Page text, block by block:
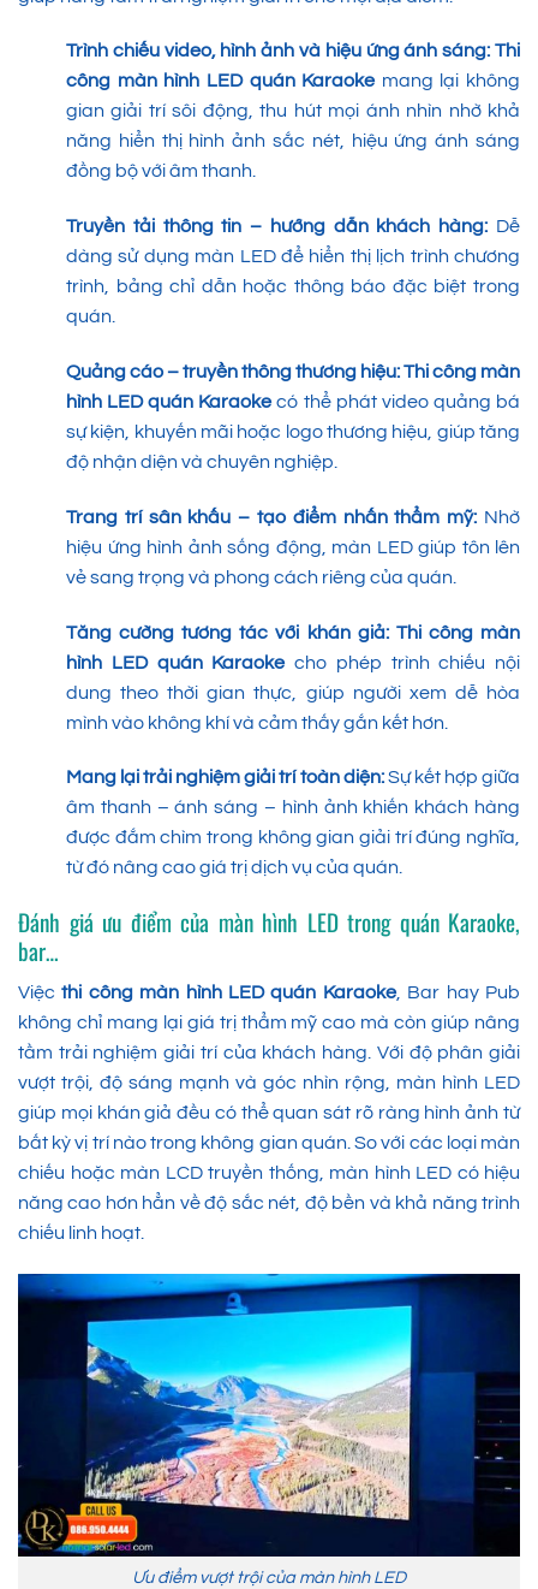
Trình chiếu video, hình ảnh và hiệu ứng ánh sáng: Thi
công màn hình LED quán Karaokemang lại không
gian giải trí sôi động, thu hút mọi ánh nhìn nhờ khả
năng hiển thị hình ảnh sắc nét, hiệu ứng ánh sáng
đồng bộ với âm thanh.
Truyền tải thông tin – hướng dẫn khách hàng: Dễ
dàng sử dụng màn LED để hiển thị lịch trình chương
trình, bảng chỉ dẫn hoặc thông báo đặc biệt trong
quán.
Quảng cáo – truyền thông thương hiệu:Thi công màn
hình LED quán Karaokecó thể phát video quảng bá
sự kiện, khuyến mãi hoặc logo thương hiệu, giúp tăng
độ nhận diện và chuyên nghiệp.
Trang trí sân khấu – tạo điểm nhấn thẩm mỹ: Nhờ
hiệu ứng hình ảnh sống động, màn LED giúp tôn lên
vẻ sang trọng và phong cách riêng của quán.
Tăng cường tương tác với khán giả: Thi công màn
hình LED quán Karaokecho phép trình chiếu nội
dung theo thời gian thực, giúp người xem dễ hòa
mình vào không khí và cảm thấy gắn kết hơn.
Mang lại trải nghiệm giải trí toàn diện:Sự kết hợp giữa
âm thanh – ánh sáng – hình ảnh khiến khách hàng
được đắm chìm trong không gian giải trí đúng nghĩa,
từ đó nâng cao giá trị dịch vụ của quán.
Đánh giá ưu điểm của màn hình LED trong quán Karaoke,
bar…
Việcthi công màn hình LED quán Karaoke, Bar hay Pub
không chỉ mang lại giá trị thẩm mỹ cao mà còn giúp nâng
tầm trải nghiệm giải trí của khách hàng. Với độ phân giải
vượt trội, độ sáng mạnh và góc nhìn rộng, màn hình LED
giúp mọi khán giả đều có thể quan sát rõ ràng hình ảnh từ
bất kỳ vị trí nào trong không gian quán. So với các loại màn
chiếu hoặc màn LCD truyền thống, màn hình LED có hiệu
năng cao hơn hẳn về độ sắc nét, độ bền và khả năng trình
chiếu linh hoạt.
Ưu điểm vượt trội của màn hình LED